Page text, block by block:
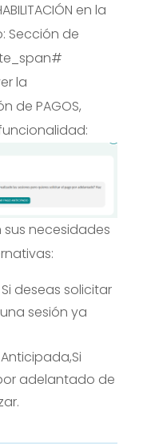
en la
Sección de
la
de PAGOS,
necesidades
Si deseas solicitar
sesión ya
Si
adelantado de